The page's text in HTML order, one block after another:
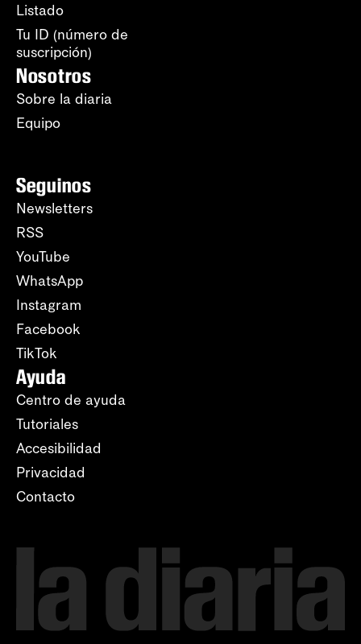
Listado
Tu ID (número de
suscripción)
Nosotros
Sobre la diaria
Equipo
Seguinos
Newsletters
RSS
YouTube
WhatsApp
Instagram
Facebook
TikTok
Ayuda
Centro de ayuda
Tutoriales
Accesibilidad
Privacidad
Contacto